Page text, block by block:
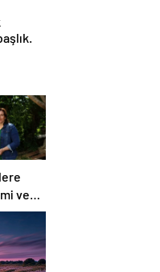
ve